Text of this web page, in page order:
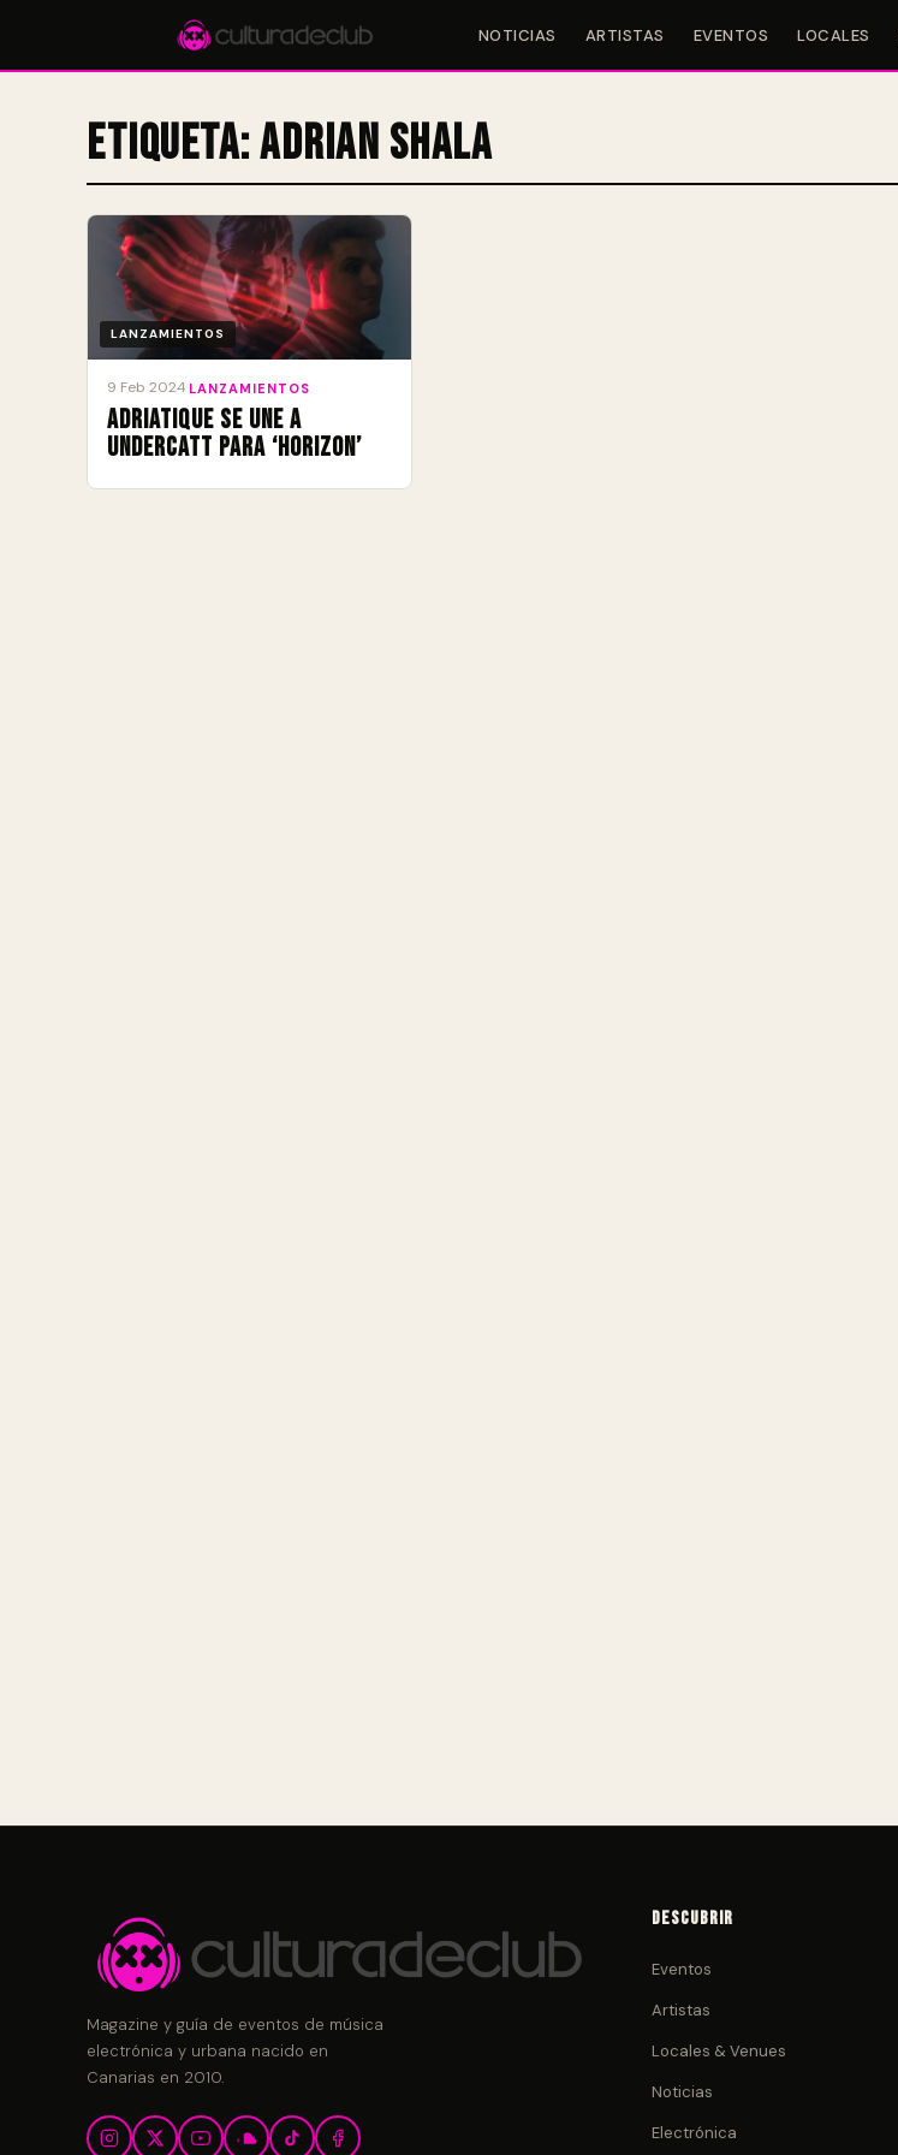
NOTICIAS ARTISTAS EVENTOS LOCALES
Accesos rápidos:
Etiqueta:Adrian Shala
LANZAMIENTOS
9 Feb 2024 LANZAMIENTOS
Adriatique se une a
Undercatt para ‘Horizon’
Magazine y guía de eventos de música
electrónica y urbana nacido en
Canarias en 2010.
Descubrir
Eventos
Artistas
Locales & Venues
Noticias
Electrónica